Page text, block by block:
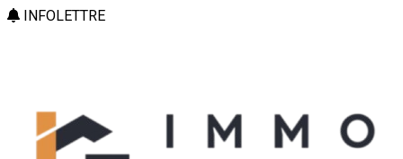
INFOLETTRE